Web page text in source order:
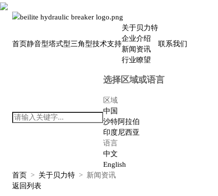
首页静音型塔式型三角型技术支持
关于贝力特
企业介绍
新闻资讯
行业瞭望
联系我们
选择区域或语言
区域
中国
沙特阿拉伯
印度尼西亚
语言
中文
English
首页 > 关于贝力特 > 新闻资讯
返回列表